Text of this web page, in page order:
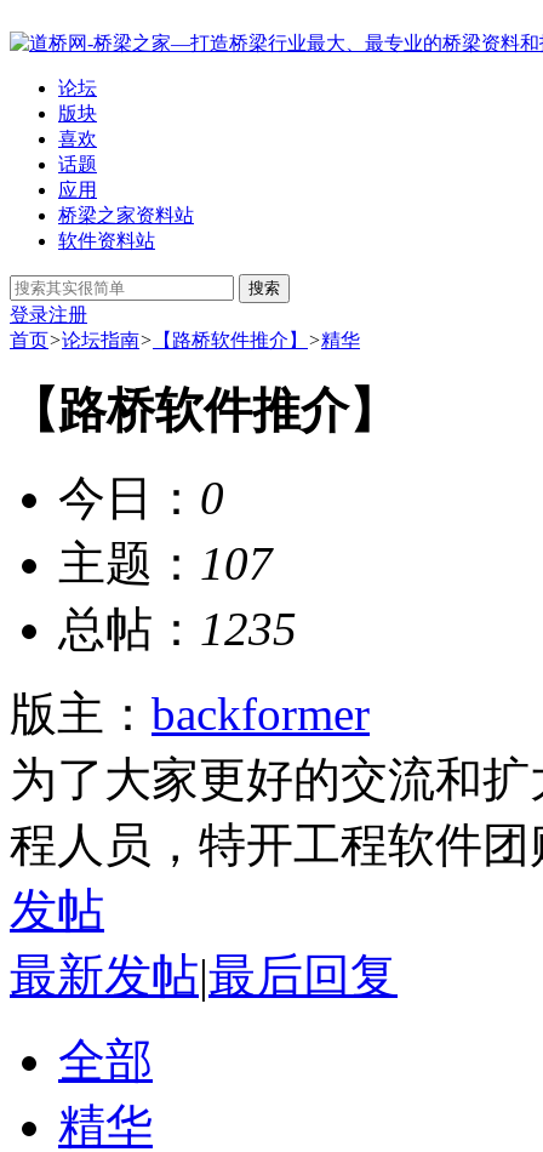
论坛
版块
喜欢
话题
应用
桥梁之家资料站
软件资料站
搜索
登录注册
首页>论坛指南> 【路桥软件推介】 >精华
【路桥软件推介】
今日： 0
主题： 107
总帖： 1235
版主： backformer
为了大家更好的交流和
程人员，特开工程软件
发帖
最新发帖|最后回复
全部
精华